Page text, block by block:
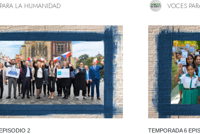
LA HUMANIDAD
2
VOCES
TEMPORADA 6